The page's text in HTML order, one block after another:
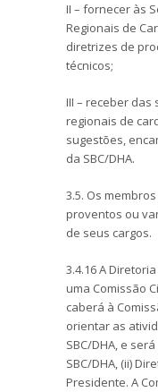
II – fornecer às
Regionais de
diretrizes de
técnicos;
III – receber
regionais de
sugestões,
da SBC/DHA.
3.5. Os
proventos ou
de seus cargos.
3.4.16 A
uma Comissão
caberá à
orientar as
SBC/DHA, e
SBC/DHA, (ii)
Presidente. A